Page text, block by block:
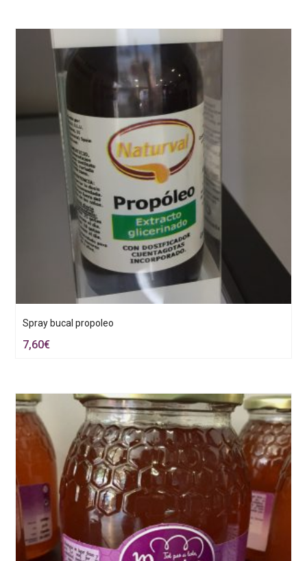
Spray bucal propoleo
7,60€